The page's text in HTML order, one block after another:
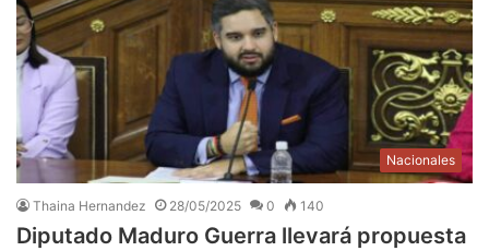
Nacionales
Thaina Hernandez 28/05/2025 0 140
Diputado Maduro Guerra llevará propuesta